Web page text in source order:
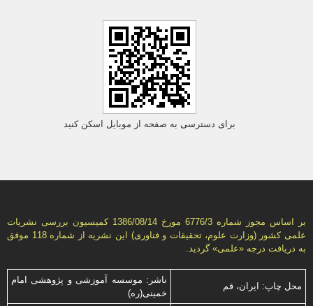
برای دسترسی به صفحه از موبایل اسکن کنید
بر اساس مجوز شماره 6776/3 مورخ 1386/08/14 كمیسیون بررسى نشریات
علمى كشور (وزارت علوم، تحقیقات و فناورى) این نشریه از شماره 118 موفق
به دریافت درجه «علمى» گردید.
محل چاپ: ایران، قم
ناشر: موسسه آموزشی و پژوهشی امام
خمینی(ره)